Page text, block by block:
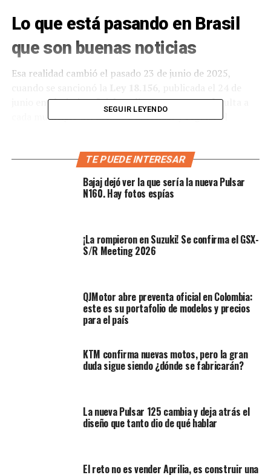
Lo que está pasando en Brasil
que son buenas noticias
Esa realidad cambió el pasado 23 de junio de 2025,
junio en el Diario Oficial paulista. Esta norma faculta a
cada municipio del Estado a autorizar y regular el
diputados estatales y marca un hito al reconocer
legalmente a los motociclistas que trabajan para apps
como Uber Moto, 99 Moto, entre otras.
categoría A, habilitada para actividad remunerada.
Además, los vehículos utilizados deberán cumplir
tránsito y los gobiernos municipales. Esto implica que
las motos muy antiguas quedarían fuera del servicio,
SEGUIR LEYENDO
TE PUEDE INTERESAR
Bajaj dejó ver la que sería la nueva Pulsar
N160. Hay fotos espías
¡La rompieron en Suzuki! Se confirma el GSX-
S/R Meeting 2026
QJMotor abre preventa oficial en Colombia:
este es su portafolio de modelos y precios
para el país
KTM confirma nuevas motos, pero la gran
duda sigue siendo ¿dónde se fabricarán?
La nueva Pulsar 125 cambia y deja atrás el
diseño que tanto dio de qué hablar
El reto no es vender Aprilia, es construir una